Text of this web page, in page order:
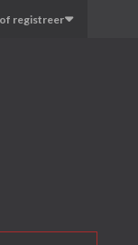
of registreer